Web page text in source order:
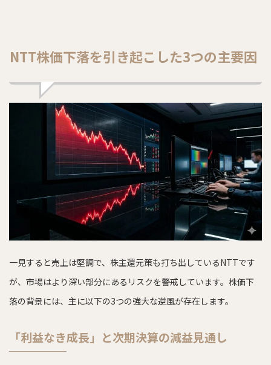
NTT株価下落を引き起こした3つの主要因
一見すると売上は堅調で、株主還元策も打ち出しているNTTです
が、市場はより深い部分にあるリスクを警戒しています。株価下
落の背景には、主に以下の3つの強大な逆風が存在します。
「利益なき成長」と次期決算の減益見通し